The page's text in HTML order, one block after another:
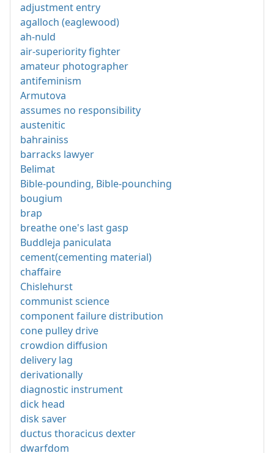
adjustment entry
agalloch (eaglewood)
ah-nuld
air-superiority fighter
amateur photographer
antifeminism
Armutova
assumes no responsibility
austenitic
bahrainiss
barracks lawyer
Belimat
Bible-pounding, Bible-pounching
bougium
brap
breathe one's last gasp
Buddleja paniculata
cement(cementing material)
chaffaire
Chislehurst
communist science
component failure distribution
cone pulley drive
crowdion diffusion
delivery lag
derivationally
diagnostic instrument
dick head
disk saver
ductus thoracicus dexter
dwarfdom